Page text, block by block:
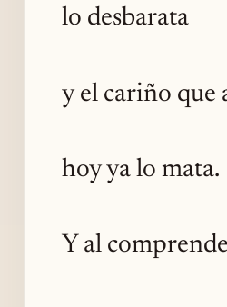
lo desbarata
y el cariño que
hoy ya lo mata.
Y al